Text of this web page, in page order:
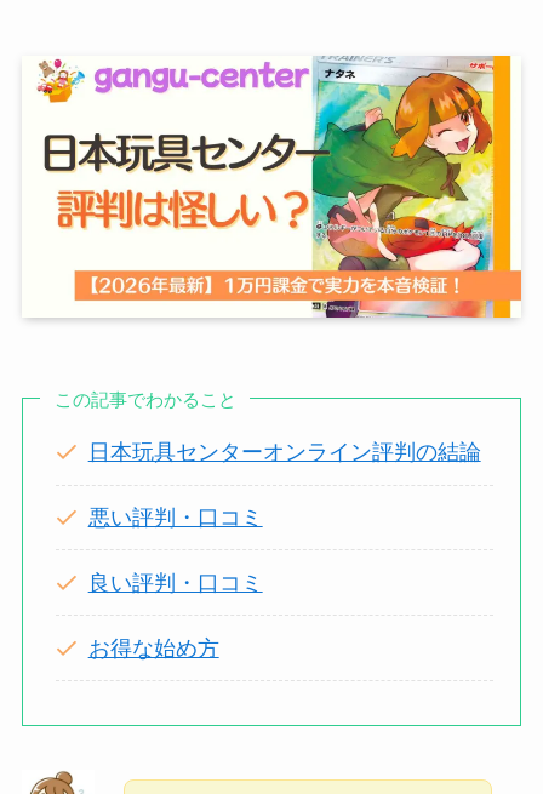
この記事でわかること
日本玩具センターオンライン評判の結論
悪い評判・口コミ
良い評判・口コミ
お得な始め方